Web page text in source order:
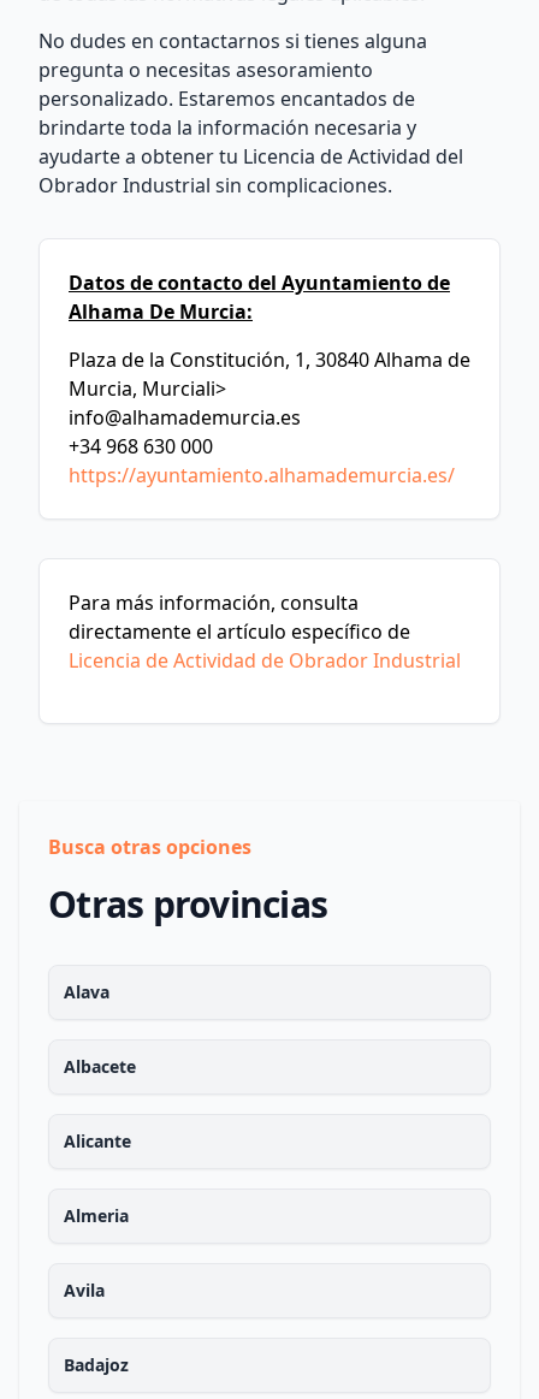
No dudes en contactarnos si tienes alguna
pregunta o necesitas asesoramiento
personalizado. Estaremos encantados de
brindarte toda la información necesaria y
ayudarte a obtener tu Licencia de Actividad del
Obrador Industrial sin complicaciones.
Datos de contacto del Ayuntamiento de
Alhama De Murcia:
Plaza de la Constitución, 1, 30840 Alhama de
Murcia, Murciali>
info@alhamademurcia.es
+34 968 630 000
https://ayuntamiento.alhamademurcia.es/
Para más información, consulta
directamente el artículo específico de
Licencia de Actividad de Obrador Industrial
Busca otras opciones
Otras provincias
Alava
Albacete
Alicante
Almeria
Avila
Badajoz